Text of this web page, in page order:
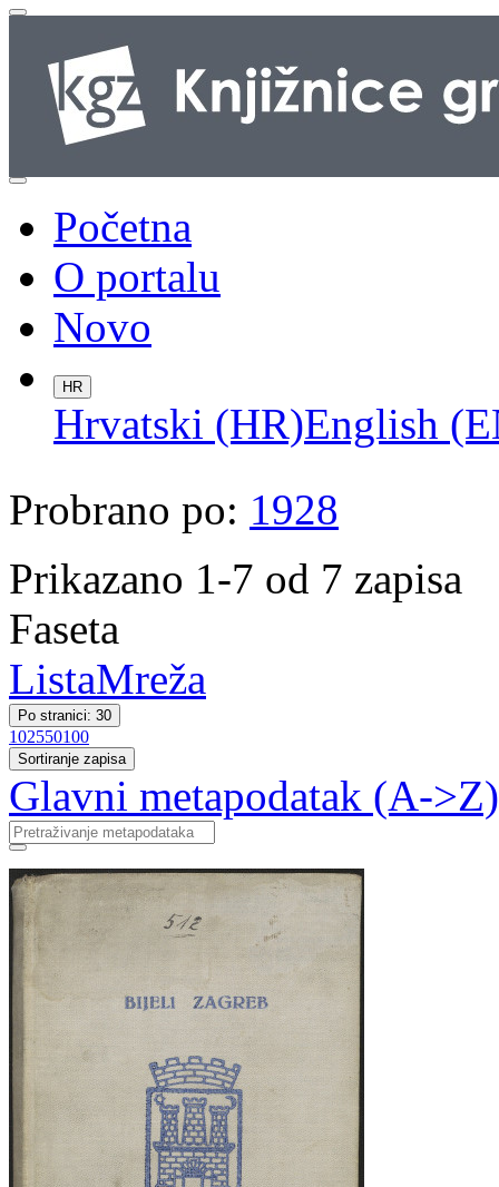
Početna
O portalu
Novo
HR
Hrvatski (HR)English
Probrano po: 1928
Prikazano 1-7 od 7 zapisa
Faseta
ListaMreža
Po stranici: 30
102550100
Sortiranje zapisa
Glavni metapodatak (A->Z)